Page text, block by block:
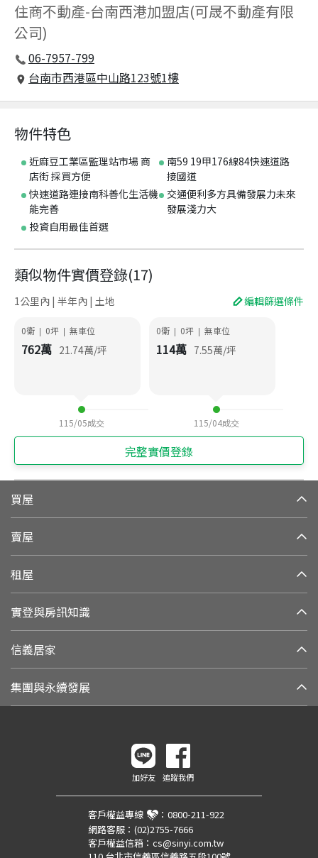
住商不動產-台南西港加盟店(可晟不動產有限
公司)
06-7957-799
台南市西港區中山路123號1樓
物件特色
近麻豆工業區監理站市場 商
店街 採買方便
南59 19甲176線84快速道路
接國道
快速道路連接南科善化生活機
能完善
交通便利多方具備發展力未來
發展淺力大
投資自用最佳首選
類似物件實價登錄(17)
1公里內 | 半年內 | 土地 編輯篩選條件
0衛 | 0坪 | 無車位
762萬 21.74萬/坪
115/05成交
0衛 | 0坪 | 無車位
114萬 7.55萬/坪
115/04成交
完整實價登錄
買屋
賣屋
租屋
實登與房訊知識
信義居家
集團與永續發展
加好友 追蹤我們
客戶權益專線 ： 0800-211-922
網路客服： (02)2755-7666
客戶權益信箱： cs@sinyi.com.tw